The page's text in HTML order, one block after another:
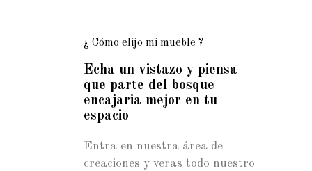
¿ Cómo elijo mi mueble ?
Echa un vistazo y piensa
que parte del bosque
encajaria mejor en tu
espacio
Entra en nuestra área de
creaciones y veras todo nuestro